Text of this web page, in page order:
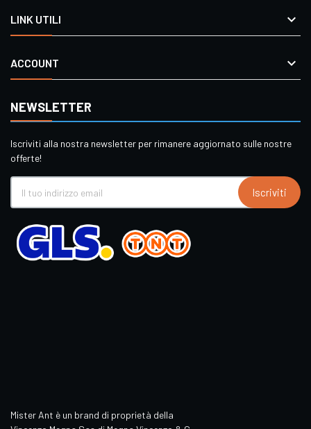
LINK UTILI 
ACCOUNT 
NEWSLETTER
Iscriviti alla nostra newsletter per rimanere aggiornato sulle nostre
offerte!
Iscriviti
Mister Ant è un brand di proprietà della